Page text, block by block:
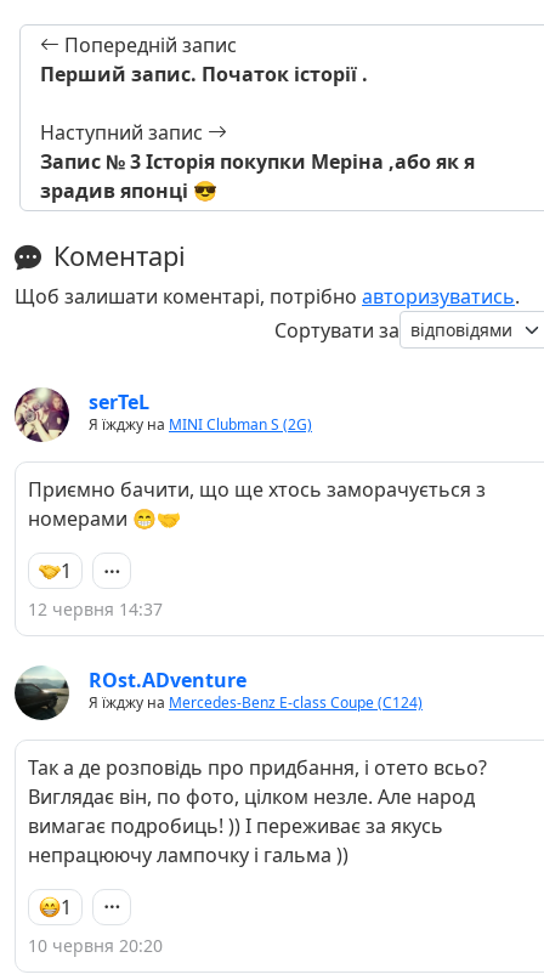
Попередній запис
Перший запис. Початок історії .
Наступний запис
Запис № 3 Історія покупки Меріна ,або як я
зрадив японці 😎
Коментарі
Щоб залишати коментарі, потрібно авторизуватись.
Сортувати за
serTeL
Я їжджу на MINI Clubman S (2G)
Приємно бачити, що ще хтось заморачується з
номерами 😁🤝
1
12 червня 14:37
ROst.ADventure
Я їжджу на Mercedes-Benz E-class Coupe (C124)
Так а де розповідь про придбання, і отето всьо?
Виглядає він, по фото, цілком незле. Але народ
вимагає подробиць! )) І переживає за якусь
непрацюючу лампочку і гальма ))
1
10 червня 20:20